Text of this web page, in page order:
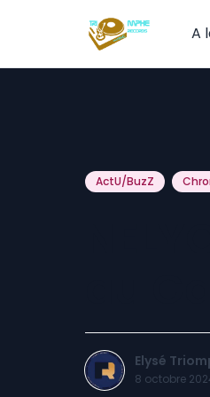
A
ActU/BuzZ
Elysé
8 octobre